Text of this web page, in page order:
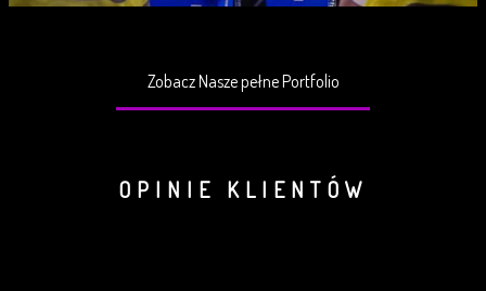
Zobacz Nasze pełne Portfolio
OPINIE KLIENTÓW